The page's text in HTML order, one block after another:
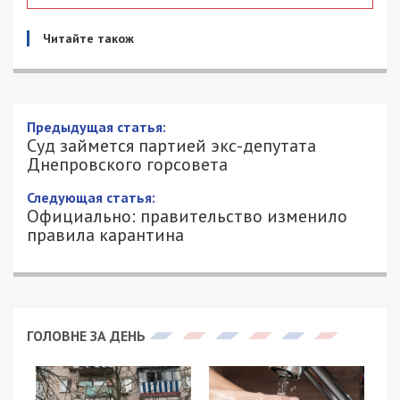
Читайте також
Предыдущая статья:
Суд займется партией экс-депутата
Днепровского горсовета
Следующая статья:
Официально: правительство изменило
правила карантина
ГОЛОВНЕ ЗА ДЕНЬ